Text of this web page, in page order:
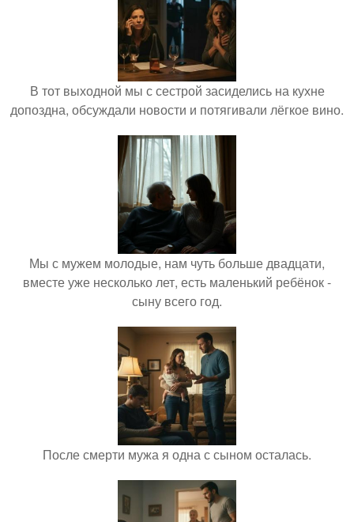
В тот выходной мы с сестрой засиделись на кухне
допоздна, обсуждали новости и потягивали лёгкое вино.
Мы с мужем молодые, нам чуть больше двадцати,
вместе уже несколько лет, есть маленький ребёнок -
сыну всего год.
После смерти мужа я одна с сыном осталась.